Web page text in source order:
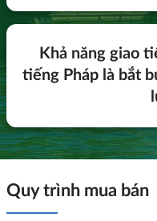
Khả năng giao
tiếng Pháp là bắt
Quy trình mua bán